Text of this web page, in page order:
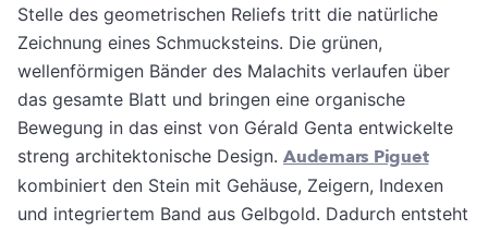
Stelle des geometrischen Reliefs tritt die natürliche
Zeichnung eines Schmucksteins. Die grünen,
wellenförmigen Bänder des Malachits verlaufen über
das gesamte Blatt und bringen eine organische
Bewegung in das einst von Gérald Genta entwickelte
streng architektonische Design. Audemars Piguet
kombiniert den Stein mit Gehäuse, Zeigern, Indexen
und integriertem Band aus Gelbgold. Dadurch entsteht